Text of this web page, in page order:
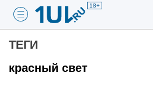
18+
ТЕГИ
красный свет